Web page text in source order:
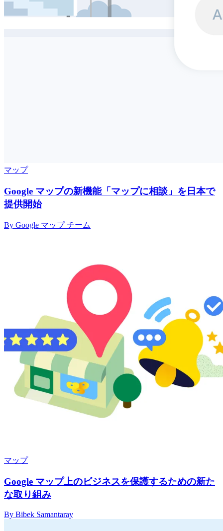
マップ
Google マップの新機能「マップに相談」を日本で
提供開始
By Google マップ チーム
マップ
Google マップ上のビジネスを保護するための新た
な取り組み
By Bibek Samantaray